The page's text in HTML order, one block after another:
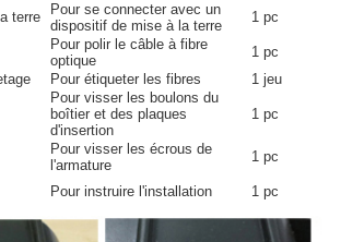
terre
Pour se connecter avec un
dispositif de mise à la terre
1 pc
Pour polir le câble à fibre
optique
1 pc
Pour étiqueter les fibres 1 jeu
Pour visser les boulons du
boîtier et des plaques
d'insertion
1 pc
Pour visser les écrous de
l'armature
1 pc
Pour instruire l'installation 1 pc